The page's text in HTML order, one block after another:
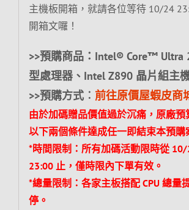
主機板開箱，就請各位等待 10/24
開箱文囉！
>>預購商品：Intel® Core™ Ultra
型處理器、Intel Z890 晶片組主
>>預購方式︰ 前往原價屋蝦皮商
由於加碼贈品價值過於沉痛，原廠預
以下兩個條件達成任一即結束本預購
*時間限制：所有加碼活動限時從
23:00 止，僅時限內下單有效。
*總量限制：各家主板搭配 CPU 總量
停。